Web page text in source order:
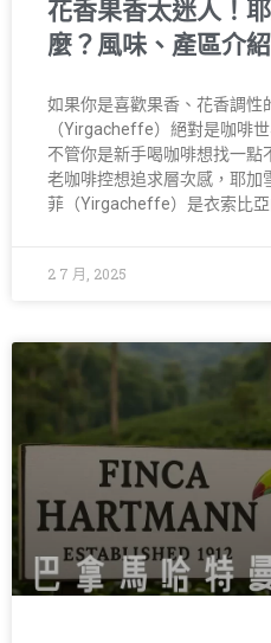
花香果香太迷人！
麼？風味、產區介
如果你是喜歡果香、花香調性
（Yirgacheffe）絕對是咖啡
不管你是新手喝咖啡想找一
老咖啡控想追求層次感，耶加
菲（Yirgacheffe）是衣索比
2 7 月, 2025